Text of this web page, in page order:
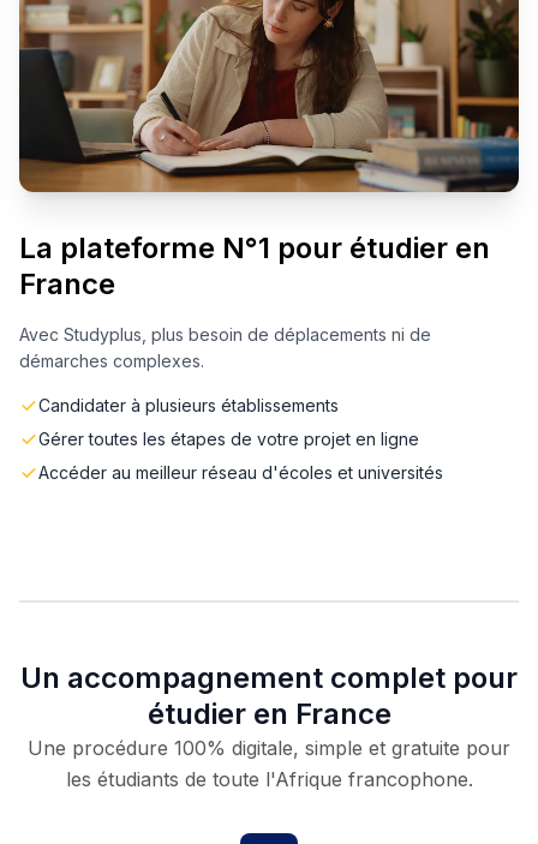
La plateforme N°1 pour étudier en
France
Avec Studyplus, plus besoin de déplacements ni de
démarches complexes.
Candidater à plusieurs établissements
Gérer toutes les étapes de votre projet en ligne
Accéder au meilleur réseau d'écoles et universités
Un accompagnement complet pour
étudier en France
Une procédure 100% digitale, simple et gratuite pour
les étudiants de toute l'Afrique francophone.